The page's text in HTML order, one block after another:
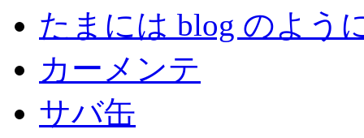
たまには blog のよう
カーメンテ
サバ缶